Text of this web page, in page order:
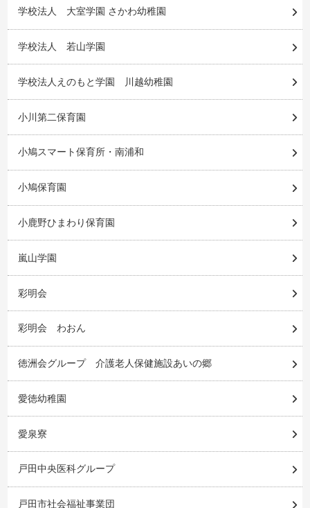
学校法人 大室学園 さかわ幼稚園
学校法人 若山学園
学校法人えのもと学園 川越幼稚園
小川第二保育園
小鳩スマート保育所・南浦和
小鳩保育園
小鹿野ひまわり保育園
嵐山学園
彩明会
彩明会 わおん
徳洲会グループ 介護老人保健施設あいの郷
愛徳幼稚園
愛泉寮
戸田中央医科グループ
戸田市社会福祉事業団